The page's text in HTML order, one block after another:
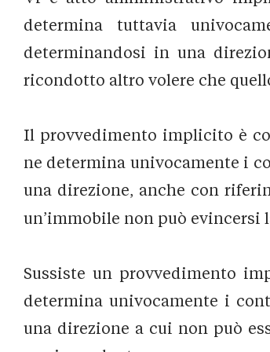
determina tuttavia
determinandosi in una
ricondotto altro volere che
Il provvedimento implicito è
ne determina univocamente i
una direzione, anche con
un’immobile non può
Sussiste un provvedimento
determina univocamente i
una direzione a cui non può